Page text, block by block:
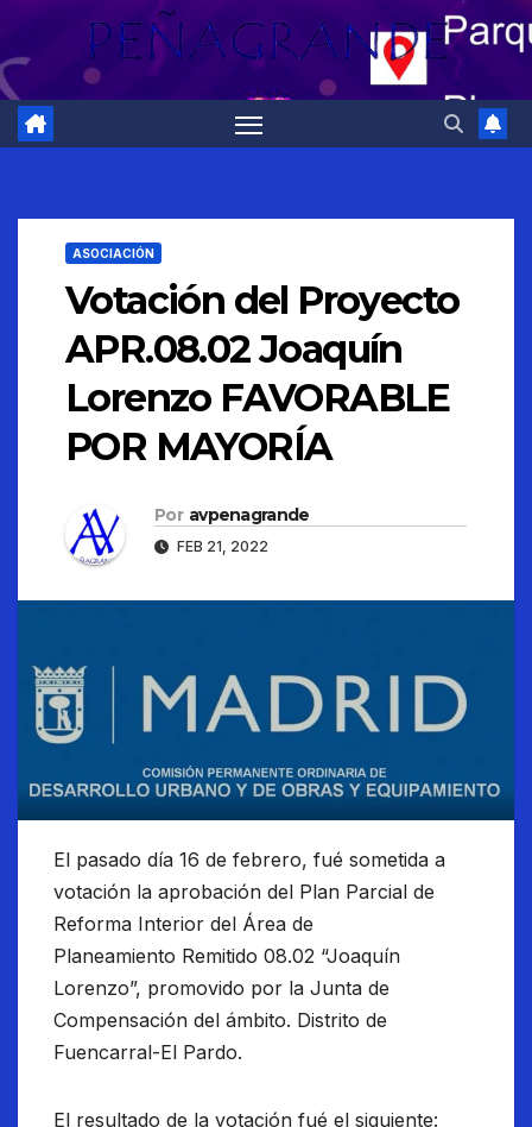
ASOCIACIÓN
Votación del Proyecto
APR.08.02 Joaquín
Lorenzo FAVORABLE
POR MAYORÍA
Por avpenagrande
FEB 21, 2022
El pasado día 16 de febrero, fué sometida a
votación la aprobación del Plan Parcial de
Reforma Interior del Área de
Planeamiento Remitido 08.02 “Joaquín
Lorenzo”, promovido por la Junta de
Compensación del ámbito. Distrito de
Fuencarral-El Pardo.
El resultado de la votación fué el siguiente: